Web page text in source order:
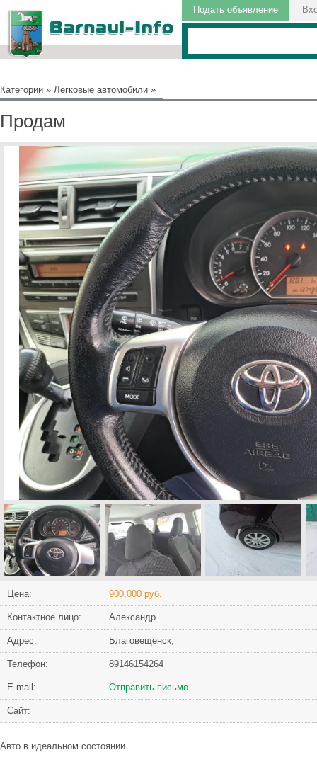
Подать объявление
Категории » Легковые автомобили »
Продам
Цена: 900,000 руб.
Контактное лицо: Александр
Адрес: Благовещенск,
Телефон: 89146154264
Е-mail: Отправить письмо
Сайт:
Авто в идеальном состоянии